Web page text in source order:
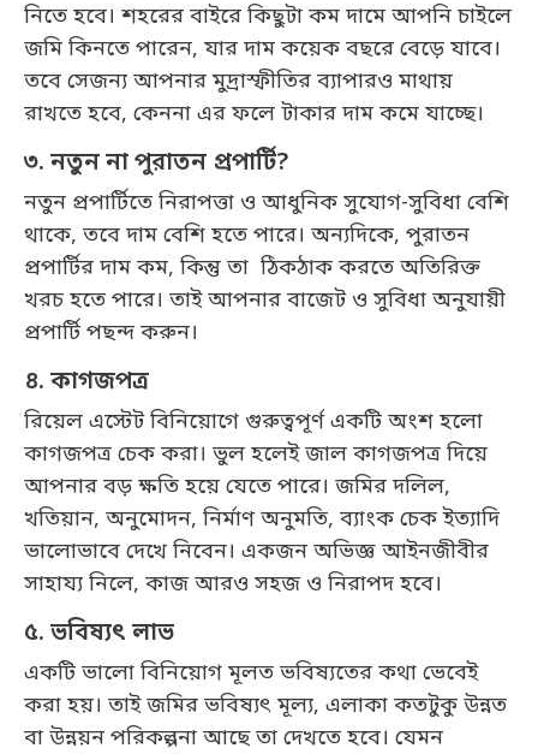
নিতে হবে। শহরের বাইরে কিছুটা কম দামে আপনি চাইলে
জমি কিনতে পারেন, যার দাম কয়েক বছরে বেড়ে যাবে।
তবে সেজন্য আপনার মুদ্রাস্ফীতির ব্যাপারও মাথায়
রাখতে হবে, কেননা এর ফলে টাকার দাম কমে যাচ্ছে।
৩. নতুন না পুরাতন প্রপার্টি?
নতুন প্রপার্টিতে নিরাপত্তা ও আধুনিক সুযোগ-সুবিধা বেশি
থাকে, তবে দাম বেশি হতে পারে। অন্যদিকে, পুরাতন
প্রপার্টির দাম কম, কিন্তু তা ঠিকঠাক করতে অতিরিক্ত
খরচ হতে পারে। তাই আপনার বাজেট ও সুবিধা অনুযায়ী
প্রপার্টি পছন্দ করুন।
৪. কাগজপত্র
রিয়েল এস্টেট বিনিয়োগে গুরুত্বপূর্ণ একটি অংশ হলো
কাগজপত্র চেক করা। ভুল হলেই জাল কাগজপত্র দিয়ে
আপনার বড় ক্ষতি হয়ে যেতে পারে। জমির দলিল,
খতিয়ান, অনুমোদন, নির্মাণ অনুমতি, ব্যাংক চেক ইত্যাদি
ভালোভাবে দেখে নিবেন। একজন অভিজ্ঞ আইনজীবীর
সাহায্য নিলে, কাজ আরও সহজ ও নিরাপদ হবে।
৫. ভবিষ্যৎ লাভ
একটি ভালো বিনিয়োগ মূলত ভবিষ্যতের কথা ভেবেই
করা হয়। তাই জমির ভবিষ্যৎ মূল্য, এলাকা কতটুকু উন্নত
বা উন্নয়ন পরিকল্পনা আছে তা দেখতে হবে। যেমন